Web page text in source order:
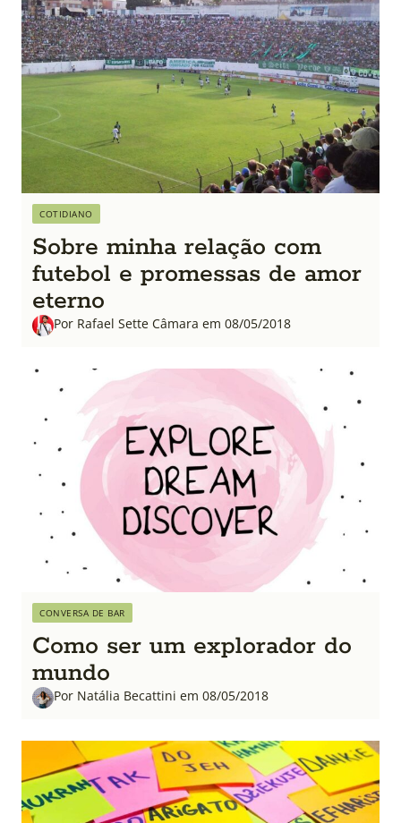
COTIDIANO
Sobre minha relação com
futebol e promessas de amor
eterno
Por Rafael Sette Câmara em 08/05/2018
CONVERSA DE BAR
Como ser um explorador do
mundo
Por Natália Becattini em 08/05/2018